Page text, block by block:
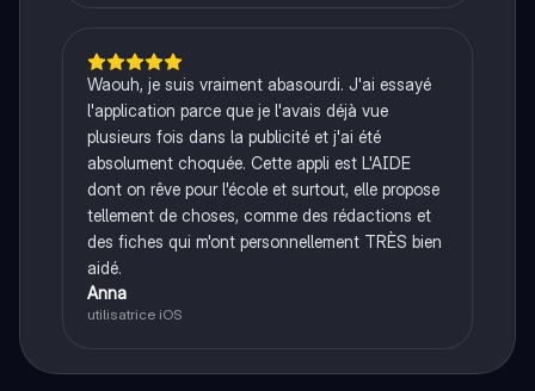
Waouh, je suis vraiment abasourdi. J'ai essayé
l'application parce que je l'avais déjà vue
plusieurs fois dans la publicité et j'ai été
absolument choquée. Cette appli est L'AIDE
dont on rêve pour l'école et surtout, elle propose
tellement de choses, comme des rédactions et
des fiches qui m'ont personnellement TRÈS bien
aidé.
Anna
utilisatrice iOS